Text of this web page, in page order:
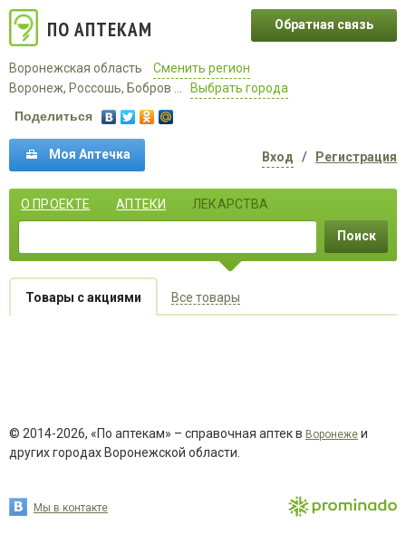
ПО АПТЕКАМ
Воронежская область
Сменить регион
Воронеж, Россошь, Бобров ...
Выбрать города
Обратная связь
Поделиться
Моя Аптечка Вход / Регистрация
О ПРОЕКТЕ АПТЕКИ ЛЕКАРСТВА
Поиск
Товары с акциями Все товары
© 2014-2026, «По аптекам» – справочная аптек в Воронеже и
других городах Воронежской области.
Мы в контакте